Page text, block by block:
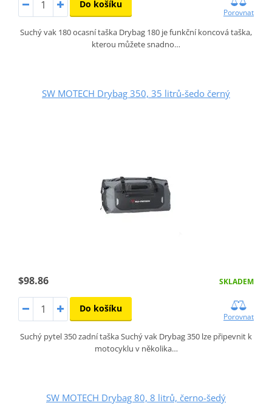
Do košíku
Porovnat
Suchý vak 180 ocasní taška Drybag 180 je funkční koncová taška,
kterou můžete snadno…
SW MOTECH Drybag 350, 35 litrů-šedo černý
$98.86 SKLADEM
Do košíku
Porovnat
Suchý pytel 350 zadní taška Suchý vak Drybag 350 lze připevnit k
motocyklu v několika…
SW MOTECH Drybag 80, 8 litrů, černo-šedý